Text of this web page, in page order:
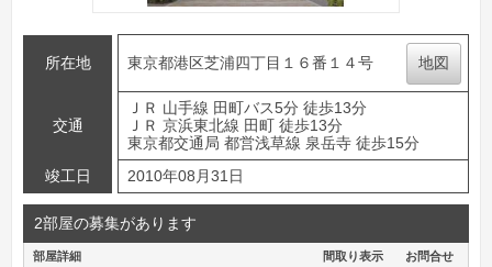
所在地 東京都港区芝浦四丁目１６番１４号 地図
交通
ＪＲ 山手線 田町バス5分 徒歩13分
ＪＲ 京浜東北線 田町 徒歩13分
東京都交通局 都営浅草線 泉岳寺 徒歩15分
竣工日
2010年08月31日
2部屋の募集があります
部屋詳細 間取り表示 お問合せ